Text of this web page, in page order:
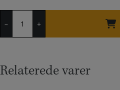
–
Ø
gr.
+
Relaterede varer